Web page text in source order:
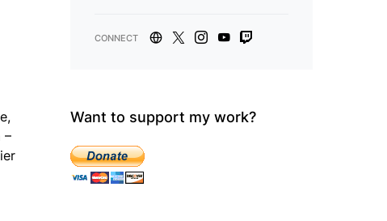
–
Want to support my work?